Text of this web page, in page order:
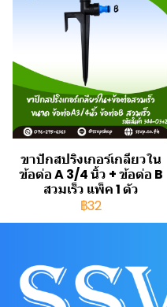
ขาปักสปริงเกอร์เกลียวใน
ข้อต่อ A 3/4 นิ้ว + ข้อต่อ B
สวมเร็ว แพ็ค 1 ตัว
฿32